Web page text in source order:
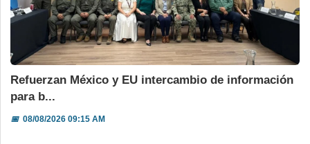
Refuerzan México y EU intercambio de información
para b...
📅08/08/2026 09:15 AM